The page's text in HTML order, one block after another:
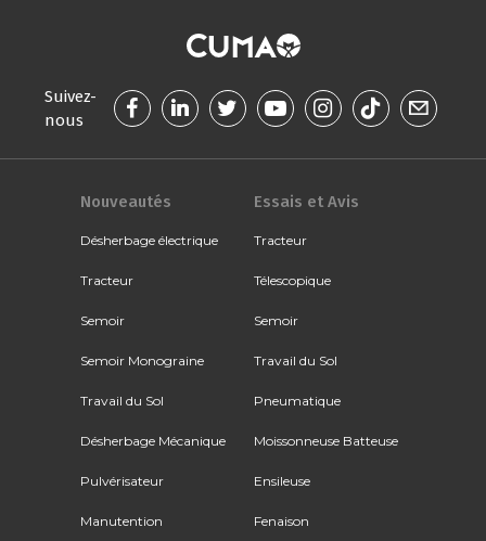
Suivez-
nous
Nouveautés
Désherbage électrique
Tracteur
Semoir
Semoir Monograine
Travail du Sol
Désherbage Mécanique
Pulvérisateur
Manutention
Essais et Avis
Tracteur
Télescopique
Semoir
Travail du Sol
Pneumatique
Moissonneuse Batteuse
Ensileuse
Fenaison